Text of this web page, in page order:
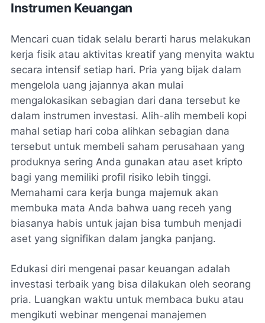
Instrumen Keuangan
Mencari cuan tidak selalu berarti harus melakukan
kerja fisik atau aktivitas kreatif yang menyita waktu
secara intensif setiap hari. Pria yang bijak dalam
mengelola uang jajannya akan mulai
mengalokasikan sebagian dari dana tersebut ke
dalam instrumen investasi. Alih-alih membeli kopi
mahal setiap hari coba alihkan sebagian dana
tersebut untuk membeli saham perusahaan yang
produknya sering Anda gunakan atau aset kripto
bagi yang memiliki profil risiko lebih tinggi.
Memahami cara kerja bunga majemuk akan
membuka mata Anda bahwa uang receh yang
biasanya habis untuk jajan bisa tumbuh menjadi
aset yang signifikan dalam jangka panjang.
Edukasi diri mengenai pasar keuangan adalah
investasi terbaik yang bisa dilakukan oleh seorang
pria. Luangkan waktu untuk membaca buku atau
mengikuti webinar mengenai manajemen